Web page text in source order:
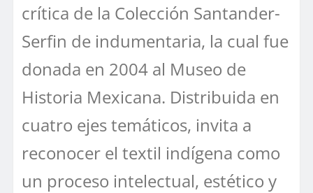
crítica de la Colección Santander-
Serfin de indumentaria, la cual fue
donada en 2004 al Museo de
Historia Mexicana. Distribuida en
cuatro ejes temáticos, invita a
reconocer el textil indígena como
un proceso intelectual, estético y